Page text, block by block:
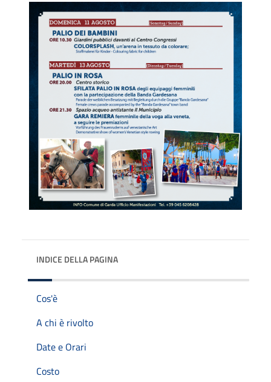
INDICE DELLA PAGINA
Cos'è
A chi è rivolto
Date e Orari
Costo